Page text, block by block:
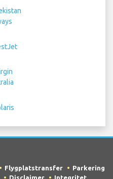
Flygplatstransfer
Parkering
Disclaimer Integritet